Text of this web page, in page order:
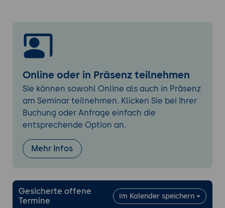
Einrichtung:
Repositories in CodeCanvas organisiert
und Versionen verwaltet. Einführung in die
Strukturierung von Projekten, die
Zuweisung von Rollen und
Berechtigungen.
Integration externer Dienste:Überblick
über die Integration von externen
Bitbucket, um bestehende Repositories in
CodeCanvas zu nutzen. Einrichtung von
Tests und Bereitstellung.
Praxisübung 1: Einrichtung eines Projekts und
Online oder in Präsenz teilnehmen
Sie können sowohl Online als auch in Präsenz
am Seminar teilnehmen. Klicken Sie bei Ihrer
Buchung oder Anfrage einfach die
entsprechende Option an.
Mehr Infos
Gesicherte offene
Termine
Im Kalender speichern